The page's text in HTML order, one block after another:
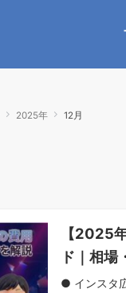
2025年 12月
【2025
ド｜相場
● インスタ